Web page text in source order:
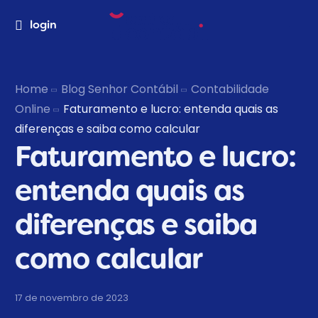
login
Home Blog Senhor Contábil
Contabilidade
Online
Faturamento e lucro: entenda quais as
diferenças e saiba como calcular
Faturamento e lucro:
entenda quais as
diferenças e saiba
como calcular
17 de novembro de 2023